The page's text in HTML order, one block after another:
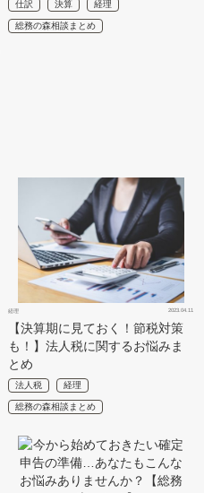
仕訳 決算 経理
総務の森相談まとめ
経理 2023.04.11
【決算期に見ておく！節税対策
も！】法人税に関するお悩みま
とめ
法人税 経理
総務の森相談まとめ